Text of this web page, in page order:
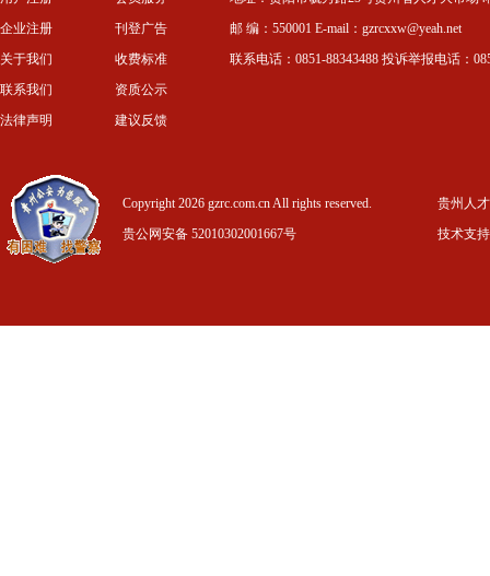
企业注册
关于我们
联系我们
法律声明
刊登广告
收费标准
资质公示
建议反馈
邮 编：550001 E-mail：gzrcxxw@yeah.net
联系电话：0851-88343488 投诉举报电话：
Copyright 2026 gzrc.com.cn All rights reserved.
贵公网安备 52010302001667号
贵州人
技术支